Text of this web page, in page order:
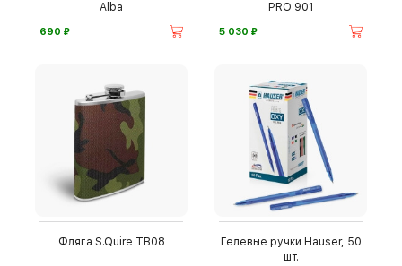
Alba
690 ⃏
PRO 901
5 030 ⃏
Фляга S.Quire TB08
Гелевые ручки Hauser, 50
шт.